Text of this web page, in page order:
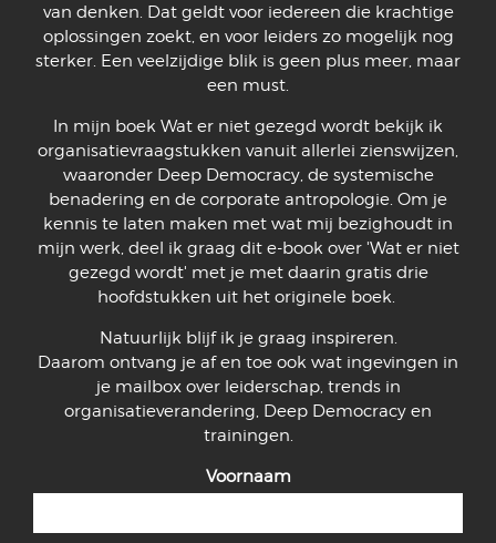
van denken. Dat geldt voor iedereen die krachtige
oplossingen zoekt, en voor leiders zo mogelijk nog
sterker. Een veelzijdige blik is geen plus meer, maar
een must.
In mijn boek Wat er niet gezegd wordt bekijk ik
organisatievraagstukken vanuit allerlei zienswijzen,
waaronder Deep Democracy, de systemische
benadering en de corporate antropologie. Om je
kennis te laten maken met wat mij bezighoudt in
mijn werk, deel ik graag dit e-book over 'Wat er niet
gezegd wordt' met je met daarin gratis drie
hoofdstukken uit het originele boek.
Natuurlijk blijf ik je graag inspireren.
Daarom ontvang je af en toe ook wat ingevingen in
je mailbox over leiderschap, trends in
organisatieverandering, Deep Democracy en
trainingen.
Voornaam